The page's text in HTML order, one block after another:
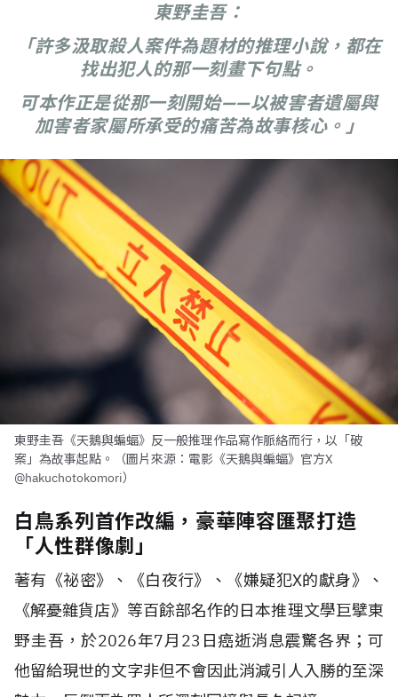
東野圭吾：
「許多汲取殺人案件為題材的推理小說，都在
找出犯人的那一刻畫下句點。
可本作正是從那一刻開始——以被害者遺屬與
加害者家屬所承受的痛苦為故事核心。」
東野圭吾《天鵝與蝙蝠》反一般推理作品寫作脈絡而行，以「破
案」為故事起點。（圖片來源：電影《天鵝與蝙蝠》官方X
@hakuchotokomori）
白鳥系列首作改編，豪華陣容匯聚打造
「人性群像劇」
著有《祕密》、《白夜行》、《嫌疑犯X的獻身》、
《解憂雜貨店》等百餘部名作的日本推理文學巨擘東
野圭吾，於2026年7月23日癌逝消息震驚各界；可
他留給現世的文字非但不會因此消減引人入勝的至深